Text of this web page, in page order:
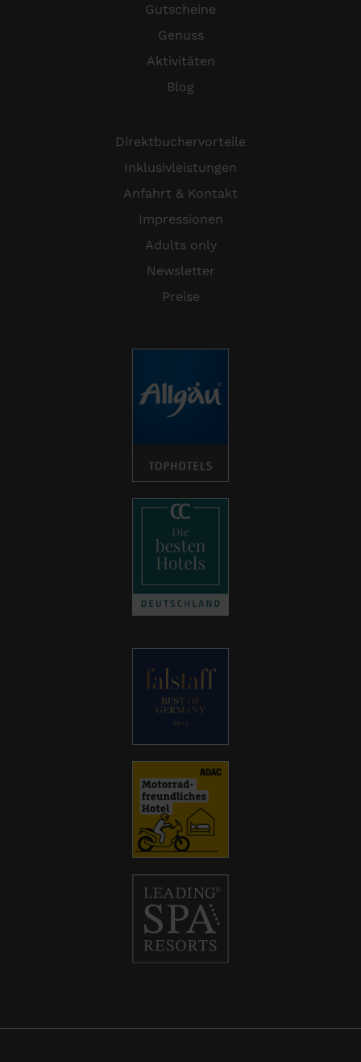
Gutscheine
Genuss
Aktivitäten
Blog
Direktbuchervorteile
Inklusivleistungen
Anfahrt & Kontakt
Impressionen
Adults only
Newsletter
Preise